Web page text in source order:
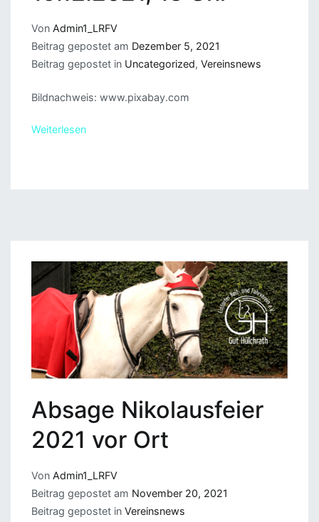
Von Admin1_LRFV
Beitrag gepostet am Dezember 5, 2021
Beitrag gepostet in Uncategorized, Vereinsnews
Bildnachweis: www.pixabay.com
Weiterlesen
Absage Nikolausfeier
2021 vor Ort
Von Admin1_LRFV
Beitrag gepostet am November 20, 2021
Beitrag gepostet in Vereinsnews